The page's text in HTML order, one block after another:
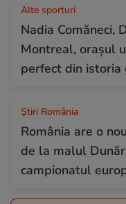
Alte sporturi
Nadia Comăneci,
Montreal, orașul
perfect din istoria
Știri România
România are o
de la malul
campionatul